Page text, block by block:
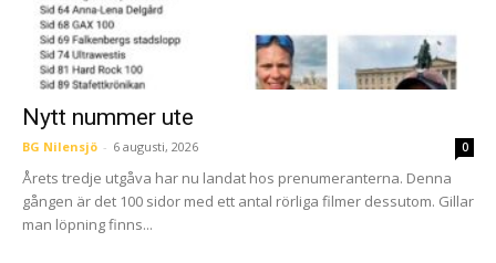
Nytt nummer ute
BG Nilensjö - 6 augusti, 2026 0
Årets tredje utgåva har nu landat hos prenumeranterna. Denna
gången är det 100 sidor med ett antal rörliga filmer dessutom. Gillar
man löpning finns...